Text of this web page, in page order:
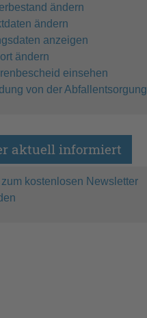
ändern
ändern
anzeigen
ändern
einsehen
von der Abfallentsorgung
aktuell informiert
kostenlosen Newsletter